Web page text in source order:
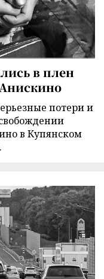
в плен
потери и
в Купянском